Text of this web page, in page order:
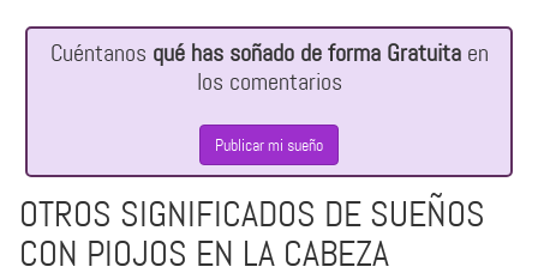
Cuéntanos qué has soñado de forma Gratuitaen
los comentarios
Publicar mi sueño
OTROS SIGNIFICADOS DE SUEÑOS
CON PIOJOS EN LA CABEZA